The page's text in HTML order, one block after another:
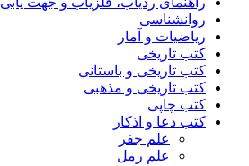
روانشناسی
ریاضیات و آمار
کتب تاریخی
کتب تاریخی و باستانی
کتب تاریخی و مذهبی
کتب چاپی
کتب دعا و اذکار
علم جفر
علم رمل